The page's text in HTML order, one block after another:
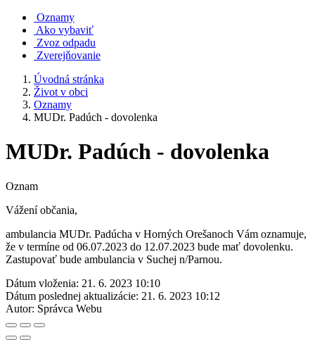
Oznamy
Ako vybaviť
Zvoz odpadu
Zverejňovanie
Úvodná stránka
Život v obci
Oznamy
MUDr. Padúch - dovolenka
MUDr. Padúch - dovolenka
Oznam
Vážení občania,
ambulancia MUDr. Padúcha v Horných Orešanoch Vám oznamuje,
že v termíne od 06.07.2023 do 12.07.2023 bude mať dovolenku.
Zastupovať bude ambulancia v Suchej n/Parnou.
Dátum vloženia: 21. 6. 2023 10:10
Dátum poslednej aktualizácie: 21. 6. 2023 10:12
Autor: Správca Webu